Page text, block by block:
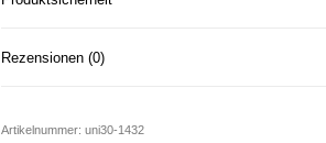
Rezensionen (0)
Artikelnummer: uni30-1432